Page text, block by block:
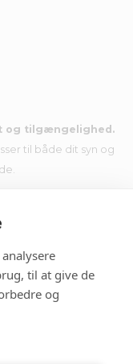
til at give de
og
og tilgængelighed.
til både dit syn og